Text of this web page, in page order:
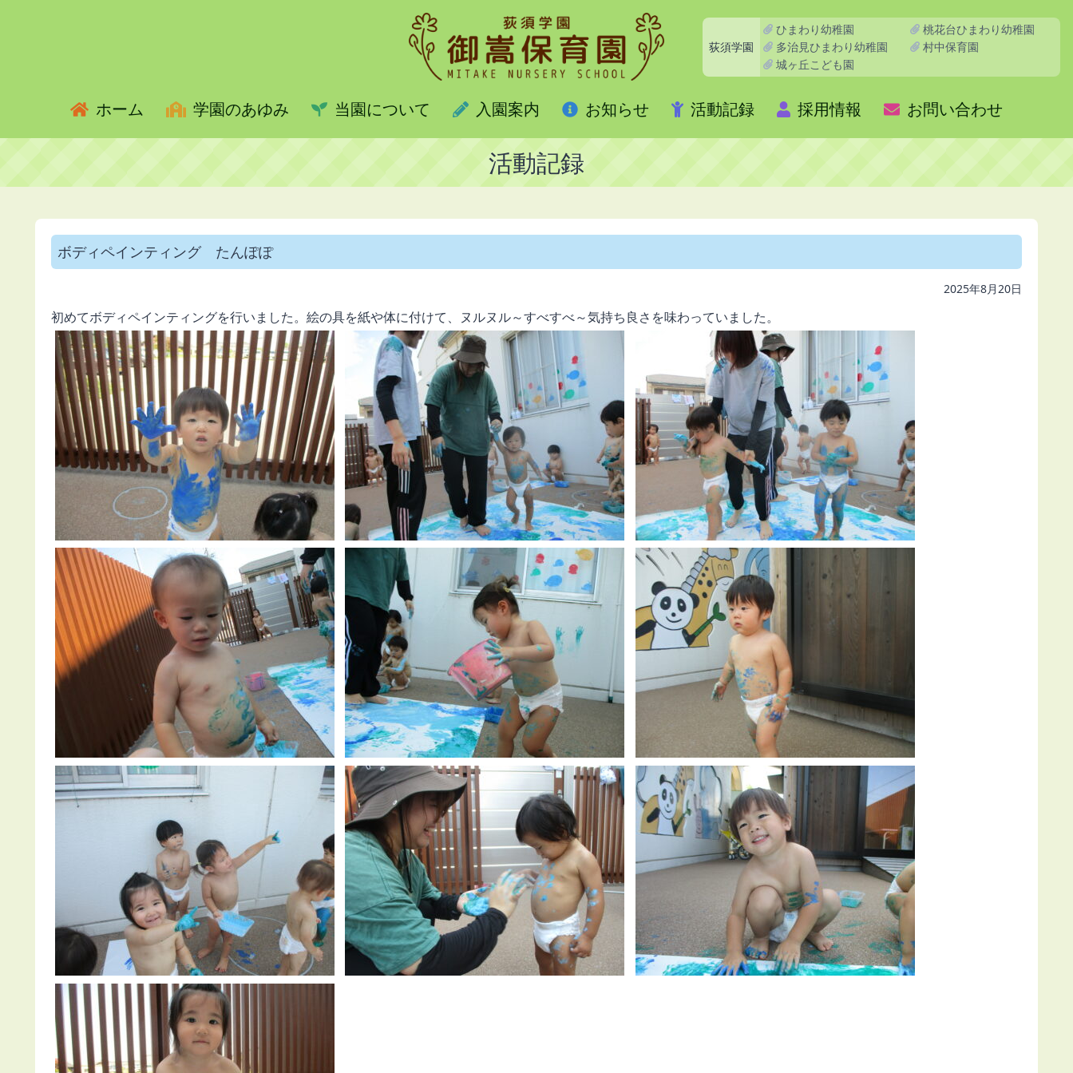
荻須学園
ひまわり幼稚園
桃花台ひまわり幼稚園
多治見ひまわり幼稚園
村中保育園
城ヶ丘こども園
ホーム 学園のあゆみ 当園について 入園案内 お知らせ 活動記録 採用情報 お問い合わせ
活動記録
ボディペインティング たんぽぽ
2025年8月20日
初めてボディペインティングを行いました。絵の具を紙や体に付けて、ヌルヌル～すべすべ～気持ち良さを味わっていました。